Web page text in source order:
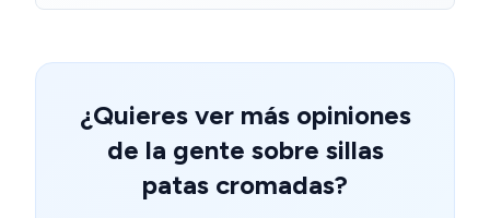
¿Quieres ver más opiniones
de la gente sobre sillas
patas cromadas?